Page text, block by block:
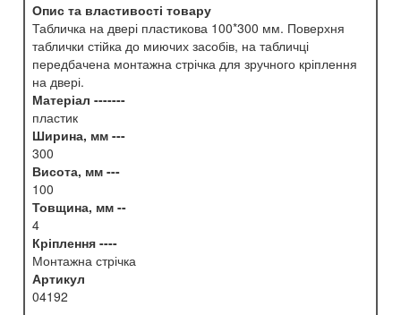
Опис та властивості товару
Табличка на двері пластикова 100*300 мм. Поверхня
таблички стійка до миючих засобів, на табличці
передбачена монтажна стрічка для зручного кріплення
на двері.
Матеріал -------
пластик
Ширина, мм ---
300
Висота, мм ---
100
Товщина, мм --
4
Кріплення ----
Монтажна стрічка
Артикул
04192